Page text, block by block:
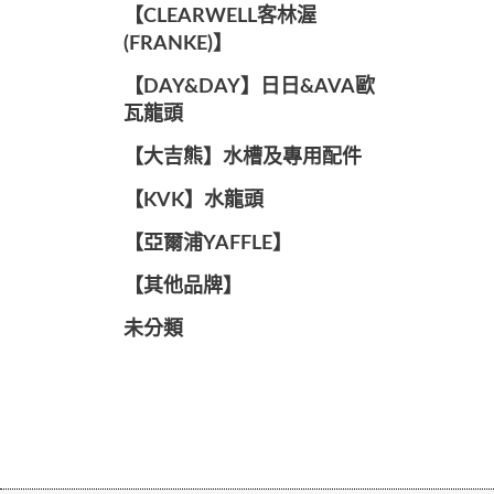
️【CLEARWELL客林渥
(FRANKE)】️
️【DAY&DAY】️日日&AVA歐
瓦龍頭
【大吉熊】水槽及專用配件
️【KVK】水龍頭️
【亞爾浦YAFFLE】
️【其他品牌】️
未分類